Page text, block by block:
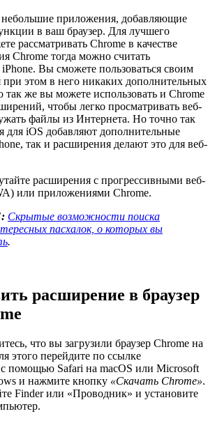
приложения, добавляющие
в ваш браузер. Для лучшего
рассматривать Chrome в качестве
Chrome тогда можно считать
Вы сможете пользоваться своим
при этом в него никаких дополнительных
же вы можете использовать и Chrome
чтобы легко просматривать веб-
файлы из Интернета. Но точно так
для iOS добавляют дополнительные
так и расширения делают это для веб-
расширения с прогрессивными веб-
или приложениями Chrome.
Скрытые возможности поиска
пасхалок, о которых вы
.
расширение в браузер
что вы загрузили браузер Chrome на
этого перейдите по ссылке
с помощью Safari на macOS или Microsoft
и нажмите кнопку «Скачать Chrome».
Finder или «Проводник» и установите